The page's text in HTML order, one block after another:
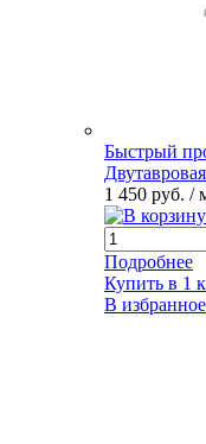
Быстрый
1 450 руб. /
Подробнее
Купить в 1
В избранное